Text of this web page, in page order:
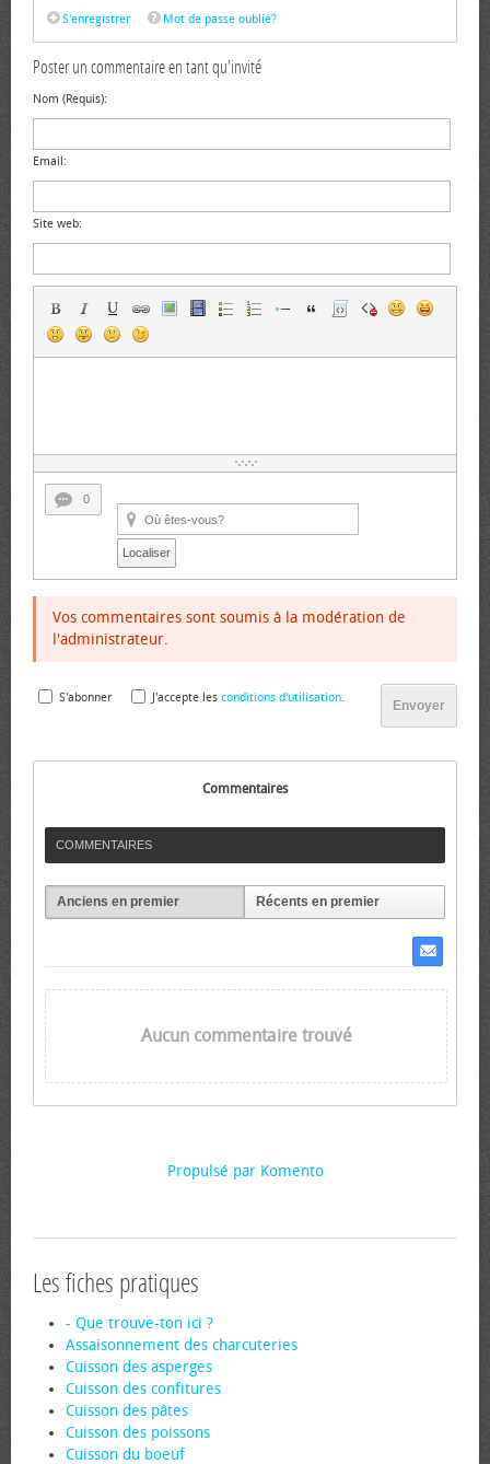
S'enregistrer Mot de passe oublié?
Poster un commentaire en tant qu'invité
Nom (Requis):
Email:
Site web:
0
Localiser
Vos commentaires sont soumis à la modération de
l'administrateur.
Envoyer
S'abonner J'accepte les conditions d'utilisation.
Commentaires
COMMENTAIRES
Anciens en premier Récents en premier
Aucun commentaire trouvé
Propulsé par Komento
Les fiches pratiques
- Que trouve-ton ici ?
Assaisonnement des charcuteries
Cuisson des asperges
Cuisson des confitures
Cuisson des pâtes
Cuisson des poissons
Cuisson du boeuf